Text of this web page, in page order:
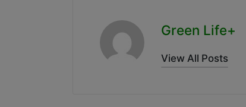
Green Life+
View All Posts